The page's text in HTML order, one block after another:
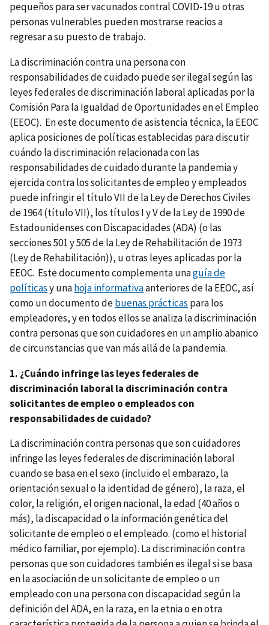
pequeños para ser vacunados contral COVID-19 u otras
personas vulnerables pueden mostrarse reacios a
regresar a su puesto de trabajo.
La discriminación contra una persona con
responsabilidades de cuidado puede ser ilegal según las
leyes federales de discriminación laboral aplicadas por la
Comisión Para la Igualdad de Oportunidades en el Empleo
(EEOC). En este documento de asistencia técnica, la EEOC
aplica posiciones de políticas establecidas para discutir
cuándo la discriminación relacionada con las
responsabilidades de cuidado durante la pandemia y
ejercida contra los solicitantes de empleo y empleados
puede infringir el título VII de la Ley de Derechos Civiles
de 1964 (título VII), los títulos I y V de la Ley de 1990 de
Estadounidenses con Discapacidades (ADA) (o las
secciones 501 y 505 de la Ley de Rehabilitación de 1973
(Ley de Rehabilitación)), u otras leyes aplicadas por la
EEOC. Este documento complementa unaguía de
políticasy unahoja informativaanteriores de la EEOC, así
como un documento debuenas prácticas para los
empleadores, y en todos ellos se analiza la discriminación
contra personas que son cuidadores en un amplio abanico
de circunstancias que van más allá de la pandemia.
1. ¿Cuándo infringe las leyes federales de
discriminación laboral la discriminación contra
solicitantes de empleo o empleados con
responsabilidades de cuidado?
La discriminación contra personas que son cuidadores
infringe las leyes federales de discriminación laboral
cuando se basa en el sexo (incluido el embarazo, la
orientación sexual o la identidad de género), la raza, el
color, la religión, el origen nacional, la edad (40 años o
más), la discapacidad o la información genética del
solicitante de empleo o el empleado. (como el historial
médico familiar, por ejemplo). La discriminación contra
personas que son cuidadores también es ilegal si se basa
en la asociación de un solicitante de empleo o un
empleado con una persona con discapacidad según la
definición del ADA, en la raza, en la etnia o en otra